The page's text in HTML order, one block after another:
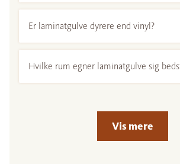
Er laminatgulve dyrere end vinyl?
Hvilke rum egner laminatgulve sig
Vis mere